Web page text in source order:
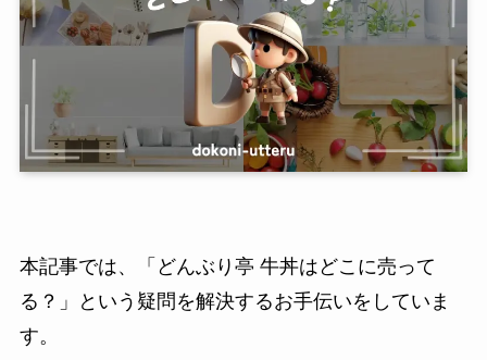
本記事では、「どんぶり亭 牛丼はどこに売って
る？」という疑問を解決するお手伝いをしていま
す。